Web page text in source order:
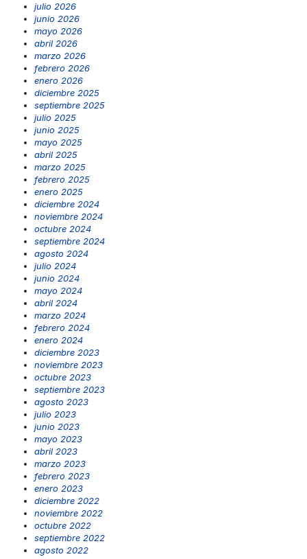
julio 2026
junio 2026
mayo 2026
abril 2026
marzo 2026
febrero 2026
enero 2026
diciembre 2025
septiembre 2025
julio 2025
junio 2025
mayo 2025
abril 2025
marzo 2025
febrero 2025
enero 2025
diciembre 2024
noviembre 2024
octubre 2024
septiembre 2024
agosto 2024
julio 2024
junio 2024
mayo 2024
abril 2024
marzo 2024
febrero 2024
enero 2024
diciembre 2023
noviembre 2023
octubre 2023
septiembre 2023
agosto 2023
julio 2023
junio 2023
mayo 2023
abril 2023
marzo 2023
febrero 2023
enero 2023
diciembre 2022
noviembre 2022
octubre 2022
septiembre 2022
agosto 2022